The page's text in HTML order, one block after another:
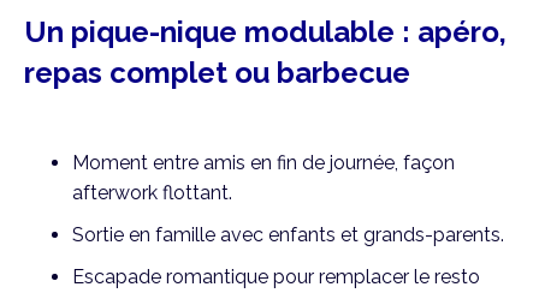
Un pique-nique modulable : apéro,
repas complet ou barbecue
Moment entre amis en fin de journée, façon
afterwork flottant.
Sortie en famille avec enfants et grands-parents.
Escapade romantique pour remplacer le resto